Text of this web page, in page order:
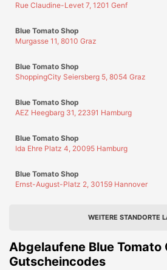
Rue Claudine-Levet 7, 1201 Genf
Blue Tomato Shop
Murgasse 11, 8010 Graz
Blue Tomato Shop
ShoppingCity Seiersberg 5, 8054 Graz
Blue Tomato Shop
AEZ Heegbarg 31, 22391 Hamburg
Blue Tomato Shop
Ida Ehre Platz 4, 20095 Hamburg
Blue Tomato Shop
Ernst-August-Platz 2, 30159 Hannover
WEITERE STANDORTE
Abgelaufene Blue Tomato
Gutscheincodes